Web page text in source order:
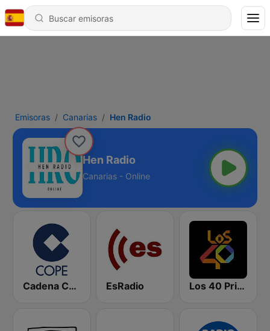
Emisoras Canarias Hen Radio
Hen Radio
Canarias - Online
Cadena COPE EsRadio Los 40 Principales